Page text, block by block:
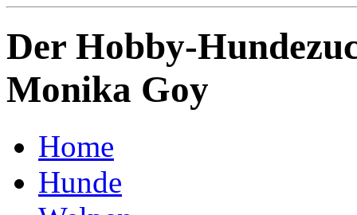
Der Hobby-
Monika Goy
Home
Hunde